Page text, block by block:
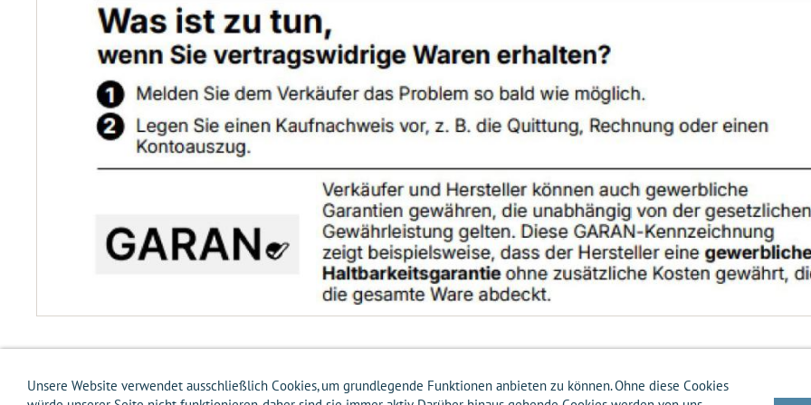
Impressum AGB Widerrufsbelehrung Widerrufsformular Versandkosten-Info Zahlungsarten-Info Hilfe Datenschutz
Unsere Website verwendet ausschließlich Cookies, um grundlegende Funktionen anbieten zu können. Ohne diese Cookies